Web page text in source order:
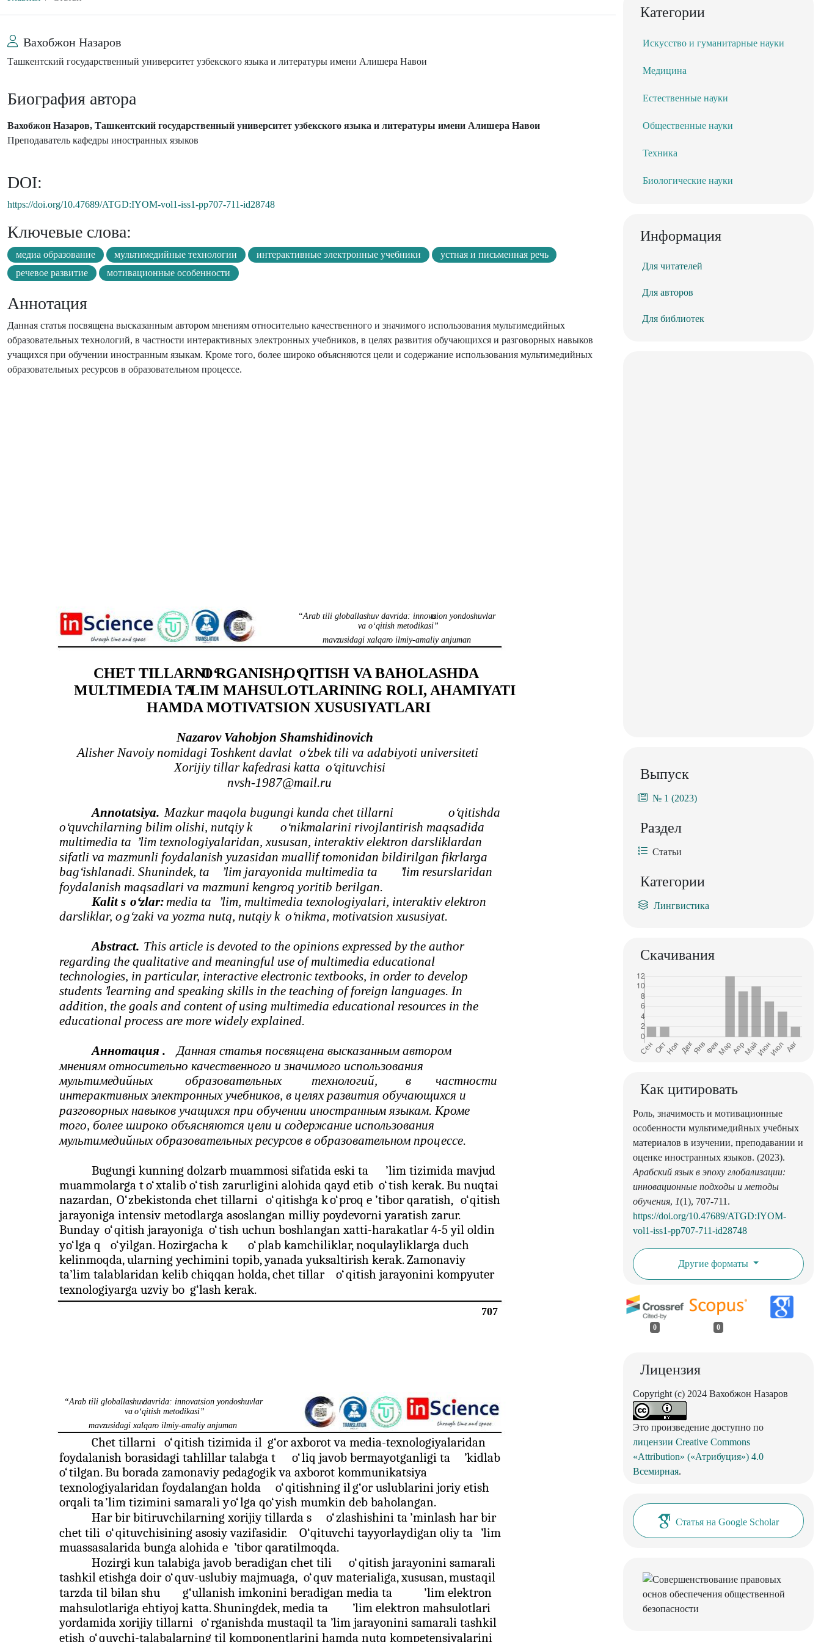
Вахобжон Назаров
Ташкентский государственный университет узбекского языка и литературы имени Алишера Навои
Биография автора
Вахобжон Назаров, Ташкентский государственный университет узбекского языка и литературы имени Алишера Навои
Преподаватель кафедры иностранных языков
DOI:
https://doi.org/10.47689/ATGD:IYOM-vol1-iss1-pp707-711-id28748
Ключевые слова:
медиа образование мультимедийные технологии интерактивные электронные учебники
устная и письменная речь
речевое развитие
мотивационные особенности
Аннотация
Данная статья посвящена высказанным автором мнениям относительно качественного и значимого использования мультимедийных
образовательных технологий, в частности интерактивных электронных учебников, в целях развития обучающихся и разговорных навыков
учащихся при обучении иностранным языкам. Кроме того, более широко объясняются цели и содержание использования мультимедийных
образовательных ресурсов в образовательном процессе.
“Arab tili globallashuv davrida: innovatsion yondoshuvlar
va o‘qitish metodikasi”
mavzusidagi xalqaro ilmiy-amaliy anjuman
707
CHET TILLARNIO‘RGANISH,O‘QITISH VA BAHOLASHDA
MULTIMEDIA TA
’LIM MAHSULOTLARINING ROLI, AHAMIYATI
HAMDA MOTIVATSION XUSUSIYATLARI
Nazarov Vahobjon Shamshidinovich
Alisher Navoiy nomidagi Toshkent davlat o‘zbek tili va adabiyoti universiteti
Xorijiy tillar kafedrasi katta o‘qituvchisi
nvsh-1987@mail.ru
Annotatsiya. Mazkur maqola bugungi kunda chet tillarni o‘qitishda
o‘quvchilarning bilim olishi, nutqiy k o‘nikmalarini rivojlantirish maqsadida
multimedia ta ’lim texnologiyalaridan, xususan, interaktiv elektron darsliklardan
sifatli va mazmunli foydalanish yuzasidan muallif tomonidan bildirilgan fikrlarga
bag‘ishlanadi. Shunindek, ta ’lim jarayonida multimedia ta ’lim resurslaridan
foydalanish maqsadlari va mazmuni kengroq yoritib berilgan.
Kalit s o‘zlar:media ta ’lim, multimedia texnologiyalari, interaktiv elektron
darsliklar, og‘zaki va yozma nutq, nutqiy k o‘nikma, motivatsion xususiyat.
Abstract. This article is devoted to the opinions expressed by the author
regarding the qualitative and meaningful use of multimedia educational
technologies, in particular, interactive electronic textbooks, in order to develop
students ’learning and speaking skills in the teaching of foreign languages. In
addition, the goals and content of using multimedia educational resources in the
educational process are more widely explained.
Аннотация .
Данная статья посвящена высказанным автором
мнениям относительно качественного и значимого использования
мультимедийных
образовательных технологий, в
частности
интерактивных электронных учебников, в целях развития обучающихся и
разговорных навыков учащихся при обучении иностранным языкам. Кроме
того, более широко объясняются цели и содержание использования
мультимедийных образовательных ресурсов в образовательном процессе.
Bugungi kunning dolzarb muammosi sifatida eski ta ’lim tizimida mavjud
muammolarga to‘xtalib o‘tish zarurligini alohida qayd etib o‘tish kerak. Bu nuqtai
nazardan, O‘zbekistonda chet tillarni o‘qitishga ko‘proq e ’tibor qaratish, o‘qitish
jarayoniga intensiv metodlarga asoslangan milliy poydevorni yaratish zarur.
Bunday o‘qitish jarayoniga o‘tish uchun boshlangan xatti-harakatlar 4-5 yil oldin
yo‘lga q o‘yilgan. Hozirgacha k o‘plab kamchiliklar, noqulayliklarga duch
kelinmoqda, ularning yechimini topib, yanada yuksaltirish kerak. Zamonaviy
ta’lim talablaridan kelib chiqqan holda, chet tillar o‘qitish jarayonini kompyuter
texnologiyarga uzviy bo g‘lash kerak.
“Arab tili globallashuvdavrida: innovatsion yondoshuvlar
va o‘qitish metodikasi”
mavzusidagi xalqaro ilmiy-amaliy anjuman
Chet tillarni o‘qitish tizimida il g‘or axborot va media-texnologiyalaridan
foydalanish borasidagi tahlillar talabga t
o‘liq javob bermayotganligi ta ’kidlab
o‘tilgan. Bu borada zamonaviy pedagogik va axborot kommunikatsiya
texnologiyalaridan foydalangan holda
o‘qitishning ilg‘or uslublarini joriy etish
orqali ta’lim tizimini samarali yo‘lga qo‘yish mumkin deb baholangan.
Har bir bitiruvchilarning xorijiy tillarda s
o‘zlashishini ta ’minlash har bir
chet tili o‘qituvchisining asosiy vazifasidir. O‘qituvchi tayyorlaydigan oliy ta ’lim
muassasalarida bunga alohida e ’tibor qaratilmoqda.
Hozirgi kun talabiga javob beradigan chet tili
o‘qitish jarayonini samarali
tashkil etishga doir o‘quv-uslubiy majmuaga, o‘quv materialiga, xususan, mustaqil
tarzda til bilan shu
g‘ullanish imkonini beradigan media ta ’lim elektron
mahsulotlariga ehtiyoj katta. Shuningdek, media ta
’lim elektron mahsulotlari
yordamida xorijiy tillarni o‘rganishda mustaqil ta ’lim jarayonini samarali tashkil
etish o‘quvchi-talabalarning til komponentlarini hamda nutq kompetensiyalarini
Категории
Искусство и гуманитарные науки
Медицина
Естественные науки
Общественные науки
Техника
Биологические науки
Информация
Для читателей
Для авторов
Для библиотек
Выпуск
№ 1 (2023)
Раздел
Статьи
Категории
Лингвистика
Скачивания
Как цитировать
Роль, значимость и мотивационные
особенности мультимедийных учебных
материалов в изучении, преподавании и
оценке иностранных языков. (2023).
Арабский язык в эпоху глобализации:
инновационные подходы и методы
обучения, 1(1), 707-711.
https://doi.org/10.47689/ATGD:IYOM-
vol1-iss1-pp707-711-id28748
Другие форматы
0 0
Лицензия
Copyright (c) 2024 Вахобжон Назаров
Это произведение доступно по
лицензии Creative Commons
«Attribution» («Атрибуция») 4.0
Всемирная.
Статья на Google Scholar